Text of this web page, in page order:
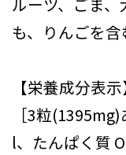
ルーツ、ごま
も、りんごを含
【栄養成分表示
［3粒
l、たんぱく質